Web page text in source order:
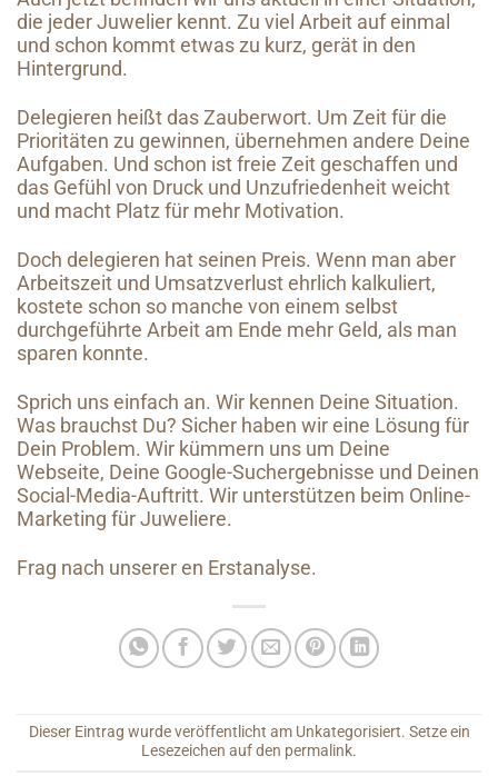
die jeder Juwelier kennt. Zu viel Arbeit auf einmal
und schon kommt etwas zu kurz, gerät in den
Hintergrund.
Delegieren heißt das Zauberwort. Um Zeit für die
Prioritäten zu gewinnen, übernehmen andere Deine
Aufgaben. Und schon ist freie Zeit geschaffen und
das Gefühl von Druck und Unzufriedenheit weicht
und macht Platz für mehr Motivation.
Doch delegieren hat seinen Preis. Wenn man aber
Arbeitszeit und Umsatzverlust ehrlich kalkuliert,
kostete schon so manche von einem selbst
durchgeführte Arbeit am Ende mehr Geld, als man
sparen konnte.
Sprich uns einfach an. Wir kennen Deine Situation.
Was brauchst Du? Sicher haben wir eine Lösung für
Dein Problem. Wir kümmern uns um Deine
Webseite, Deine Google-Suchergebnisse und Deinen
Social-Media-Auftritt. Wir unterstützen beim Online-
Marketing für Juweliere.
Frag nach unserer en Erstanalyse.
Dieser Eintrag wurde veröffentlicht am Unkategorisiert. Setze ein
Lesezeichen auf den permalink.